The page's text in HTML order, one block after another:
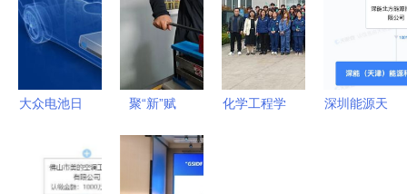
份额持续攀
升
兴能源技术
研发新浪潮
能约吗？
大众电池日
现，宁德时
代短期承压
聚“新”赋
展新质生产
力的“尖兵”
化学工程学
深圳能源天